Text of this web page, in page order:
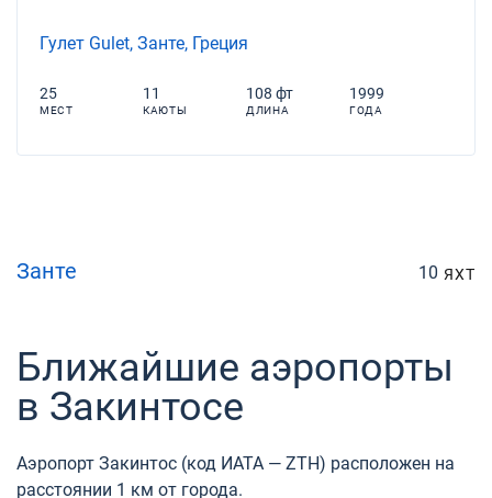
Гулет Gulet, Занте, Греция
25
МЕСТ
11
КАЮТЫ
108 фт
ДЛИНА
1999
ГОДА
Занте 10 ЯХТ
Ближайшие аэропорты
в Закинтосе
Аэропорт Закинтос (код ИАТА — ZTH) расположен на
расстоянии 1 км от города.